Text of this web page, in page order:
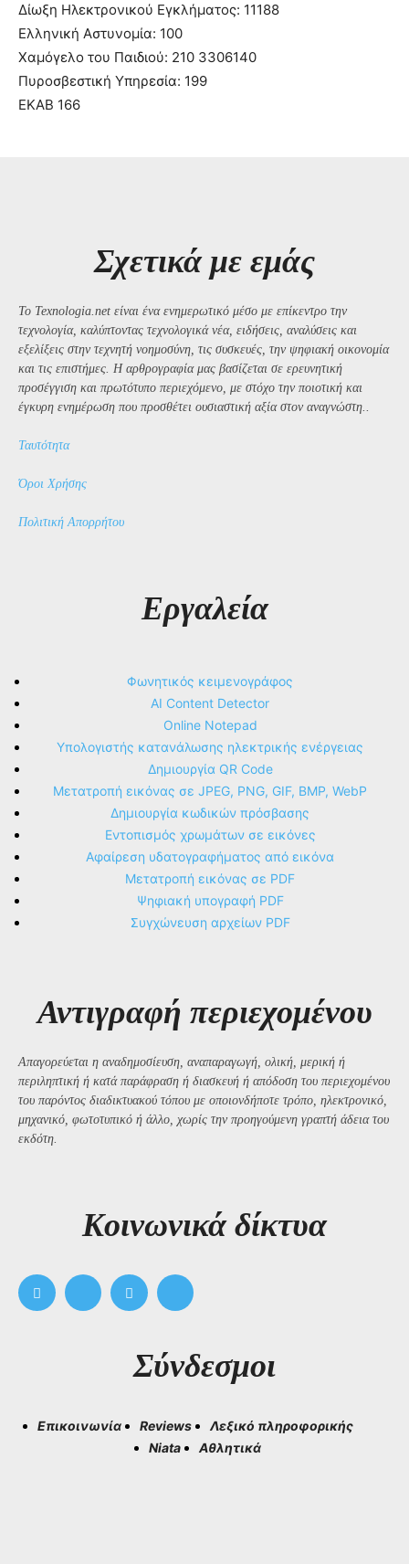
Δίωξη Ηλεκτρονικού Εγκλήματος: 11188
Ελληνική Αστυνομία: 100
Χαμόγελο του Παιδιού: 210 3306140
Πυροσβεστική Υπηρεσία: 199
ΕΚΑΒ 166
Σχετικά με εμάς
Το Texnologia.net είναι ένα ενημερωτικό μέσο με επίκεντρο την
τεχνολογία, καλύπτοντας τεχνολογικά νέα, ειδήσεις, αναλύσεις και
εξελίξεις στην τεχνητή νοημοσύνη, τις συσκευές, την ψηφιακή οικονομία
και τις επιστήμες. Η αρθρογραφία μας βασίζεται σε ερευνητική
προσέγγιση και πρωτότυπο περιεχόμενο, με στόχο την ποιοτική και
έγκυρη ενημέρωση που προσθέτει ουσιαστική αξία στον αναγνώστη..
Ταυτότητα
Όροι Χρήσης
Πολιτική Απορρήτου
Εργαλεία
Φωνητικός κειμενογράφος
AI Content Detector
Online Notepad
Υπολογιστής κατανάλωσης ηλεκτρικής ενέργειας
Δημιουργία QR Code
Μετατροπή εικόνας σε JPEG, PNG, GIF, BMP, WebP
Δημιουργία κωδικών πρόσβασης
Εντοπισμός χρωμάτων σε εικόνες
Αφαίρεση υδατογραφήματος από εικόνα
Μετατροπή εικόνας σε PDF
Ψηφιακή υπογραφή PDF
Συγχώνευση αρχείων PDF
Αντιγραφή περιεχομένου
Απαγορεύεται η αναδημοσίευση, αναπαραγωγή, ολική, μερική ή
περιληπτική ή κατά παράφραση ή διασκευή ή απόδοση του περιεχομένου
του παρόντος διαδικτυακού τόπου με οποιονδήποτε τρόπο, ηλεκτρονικό,
μηχανικό, φωτοτυπικό ή άλλο, χωρίς την προηγούμενη γραπτή άδεια του
εκδότη.
Kοινωνικά δίκτυα
Σύνδεσμοι
Επικοινωνία Reviews
Λεξικό πληροφορικής
Niata
Αθλητικά